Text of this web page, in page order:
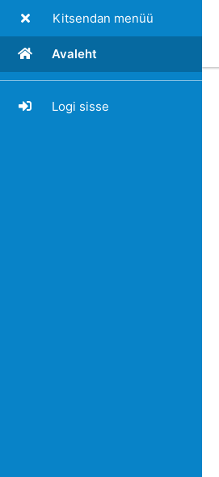
Kitsendan menüü
Avaleht
Logi sisse